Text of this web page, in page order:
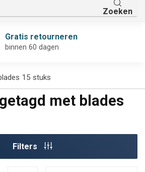
Zoeken
Gratis retourneren
binnen 60 dagen
15 stuks
met blades
Filters